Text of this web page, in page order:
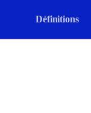
Définitions